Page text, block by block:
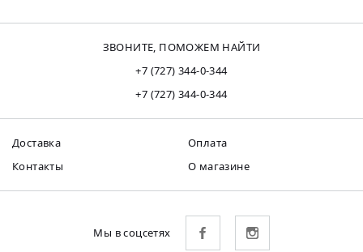
ЗВОНИТЕ, ПОМОЖЕМ НАЙТИ
+7 (727) 344-0-344
+7 (727) 344-0-344
Доставка
Оплата
Контакты
О магазине
Мы в соцсетях